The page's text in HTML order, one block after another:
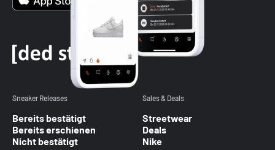
Sneaker Releases
Bereits bestätigt
Bereits erschienen
Nicht bestätigt
Sales & Deals
Streetwear
Deals
Nike